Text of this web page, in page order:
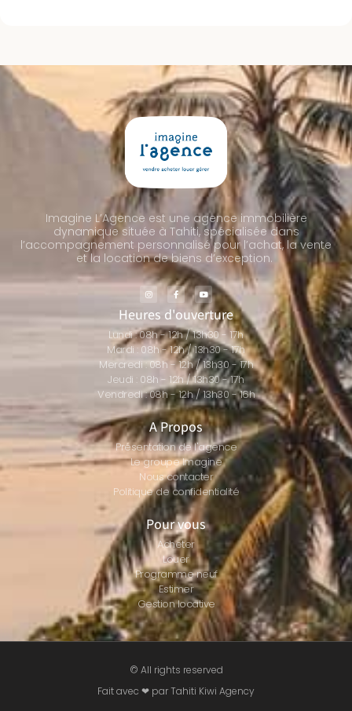
Imagine L’Agence est une agence immobilière
dynamique située à Tahiti, spécialisée dans
l’accompagnement personnalisé pour l’achat, la vente
et la location de biens d’exception.
Heures d'ouverture
Lundi : 08h - 12h / 13h30 - 17h
Mardi : 08h - 12h / 13h30 - 17h
Mercredi : 08h - 12h / 13h30 - 17h
Jeudi : 08h - 12h / 13h30 - 17h
Vendredi : 08h - 12h / 13h30 - 16h
A Propos
Présentation de l'agence
Le groupe Imagine
Nous contacter
Politique de confidentialité
Pour vous
Acheter
Louer
Programme neuf
Estimer
Gestion locative
© All rights reserved
Fait avec ❤ par Tahiti Kiwi Agency